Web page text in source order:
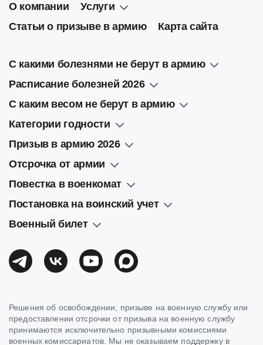
О компании
Услуги
Статьи о призыве в армию
Карта сайта
С какими болезнями не берут в армию
Расписание болезней 2026
С каким весом не берут в армию
Категории годности
Призыв в армию 2026
Отсрочка от армии
Повестка в военкомат
Постановка на воинский учет
Военный билет
Решения об освобождении, призыве на военную службу или
предоставлении отсрочки от призыва на военную службу
принимаются исключительно призывными комиссиями
военных комиссариатов. Мы не оказываем поддержку в